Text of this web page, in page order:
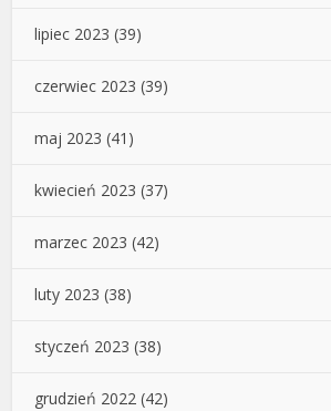
lipiec 2023 (39)
czerwiec 2023 (39)
maj 2023 (41)
kwiecień 2023 (37)
marzec 2023 (42)
luty 2023 (38)
styczeń 2023 (38)
grudzień 2022 (42)